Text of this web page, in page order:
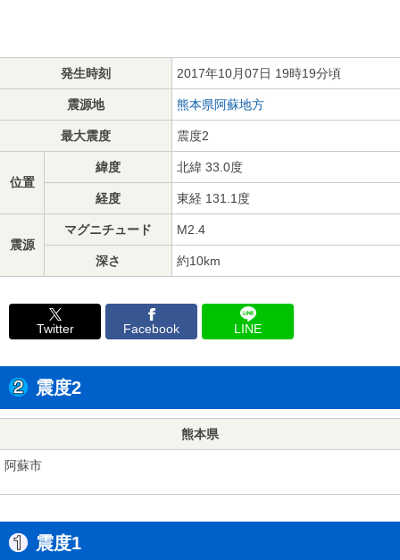
発生時刻 2017年10月07日 19時19分頃
震源地 熊本県阿蘇地方
最大震度 震度2
位置
緯度 北緯 33.0度
経度 東経 131.1度
震源
マグニチュード M2.4
深さ 約10km
Twitter Facebook LINE
震度2
熊本県
阿蘇市
震度1